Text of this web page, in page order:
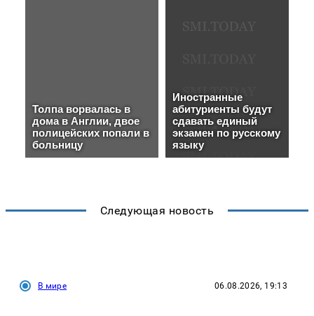
Следующая новость
В мире 06.08.2026, 19:13